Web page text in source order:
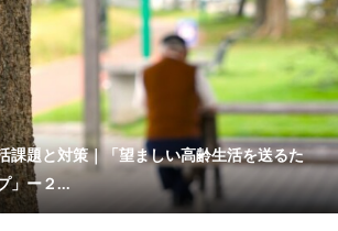
課題と対策｜「望ましい高齢生活を送るた
」ー２...